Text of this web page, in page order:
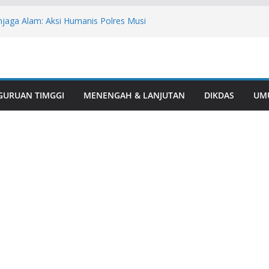
Alam: Aksi Humanis Polres Musi
di Desa Bingin Jungut
Juara I Turnamen Mini Soccer Antar
TIMGGI MENENGAH & LANJUTAN DIKDAS